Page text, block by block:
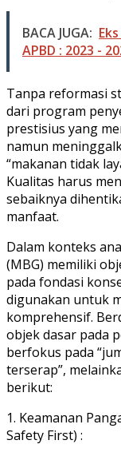
BACA JUGA:
APBD : 2023 -
Tanpa reformasi
dari program
prestisius yang
namun
“makanan tidak
Kualitas harus
sebaiknya
manfaat.
Dalam konteks
(MBG) memiliki
pada fondasi
digunakan untuk
komprehensif.
objek dasar pada
berfokus pada
terserap”,
berikut:
1. Keamanan
Safety First) :